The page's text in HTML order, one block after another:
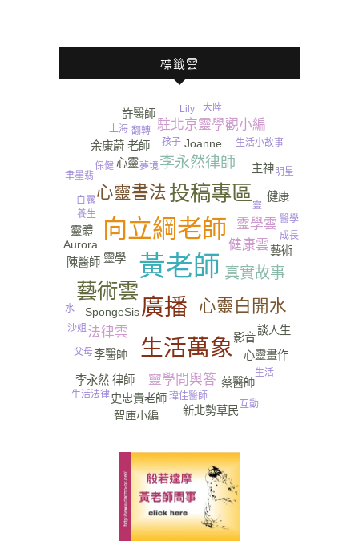
標籤雲
黃老師
向立綱老師
廣播
生活萬象
投稿專區
藝術雲
心靈白開水
心靈書法
李永然律師
真實故事
健康雲
靈學問與答
駐北京靈學觀小編
靈學雲
法律雲
心靈
李醫師
靈體
Joanne
新北勢草民
靈學
蔡醫師
心靈畫作
SpongeSis
主神
李永然 律師
影音
談人生
史忠貴老師
Aurora
健康
陳醫師
余康蔚 老師
藝術
許醫師
智庫小編
養生
保健
上海
Lily
白露
翻轉
沙姐
醫學
瑋佳醫師
生活小故事
聿墨翡
生活
夢境
父母
互動
大陸
孩子
明星
靈
成長
水
生活法律